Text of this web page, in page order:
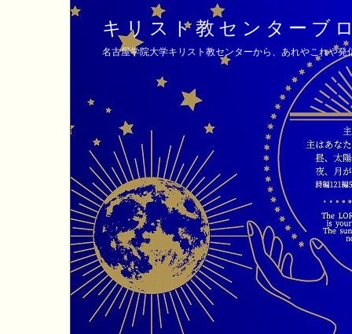
キリスト教センターブ
名古屋学院大学キリスト教センターから、あれやこれや発